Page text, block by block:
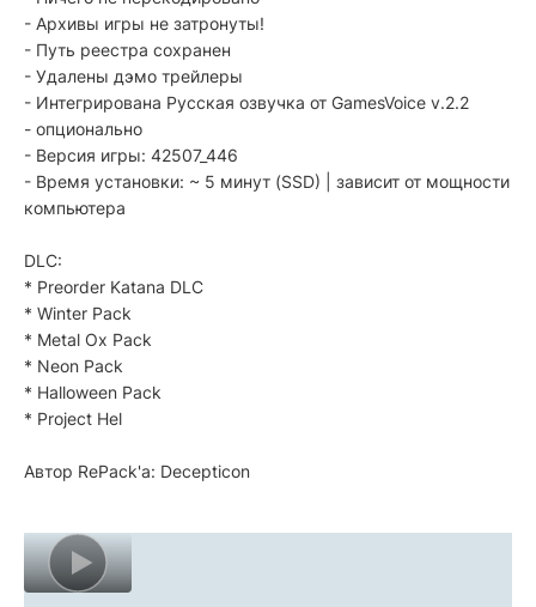
- Архивы игры не затронуты!
- Путь реестра сохранен
- Удалены дэмо трейлеры
- Интегрирована Русская озвучка от GamesVoice v.2.2
- опционально
- Версия игры: 42507_446
- Время установки: ~ 5 минут (SSD) | зависит от мощности
компьютера
DLC:
* Preorder Katana DLC
* Winter Pack
* Metal Ox Pack
* Neon Pack
* Halloween Pack
* Project Hel
Автор RePack'a: Decepticon